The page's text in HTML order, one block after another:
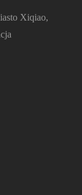
Xiqiao,